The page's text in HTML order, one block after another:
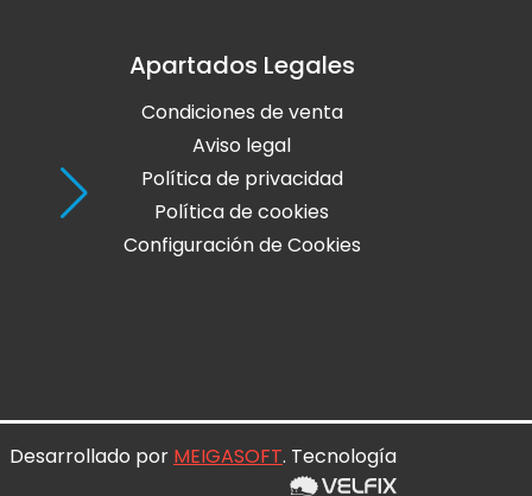
Holaola Ribadeo
Avda de Leopoldo Calvo Sotelo,
Teléfono: 982 128 424
online@holaola.com
Apartados Legales
Condiciones de venta
Aviso legal
Política de privacidad
Política de cookies
Configuración de Cookies
Desarrollado por MEIGASOFT. Tecnología